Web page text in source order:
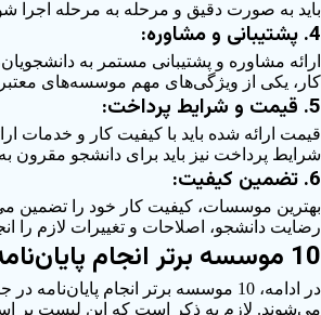
باید به صورت دقیق و مرحله به مرحله اجرا
4. پشتیبانی و مشاوره:
ارائه مشاوره و پشتیبانی مستمر به
کار، یکی از ویژگی‌های مهم موسسه‌های
5. قیمت و شرایط پرداخت:
قیمت ارائه شده باید با کیفیت کار و خدمات
شرایط پرداخت نیز باید برای دانشجو مقرون
6. تضمین کیفیت:
بهترین موسسات، کیفیت کار خود را تضمین
رضایت دانشجو، اصلاحات و تغییرات لازم را
10 موسسه برتر انجام پایان‌نامه در جنت‌آباد
در ادامه، 10 موسسه برتر انجام
می‌شوند. لازم به ذکر است که این لیست بر